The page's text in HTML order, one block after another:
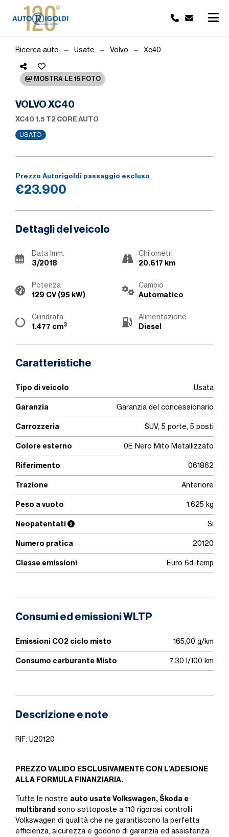
Ricerca auto Usate Volvo Xc40
MOSTRA LE 15 FOTO
VOLVO XC40
XC40 1.5 T2 CORE AUTO
USATO
Prezzo Autorigoldi passaggio escluso
€23.900
Dettagli del veicolo
Data Imm.
3/2018
Chilometri
20.617 km
Potenza
129 CV (95 kW)
Cambio
Automatico
Cilindrata
1.477 cm3
Alimentazione
Diesel
Caratteristiche
Tipo di veicolo Usata
Garanzia Garanzia del concessionario
Carrozzeria SUV, 5 porte, 5 posti
Colore esterno 0E Nero Mito Metallizzato
Riferimento 061862
Trazione Anteriore
Peso a vuoto 1.625 kg
Neopatentati Si
Numero pratica 20120
Classe emissioni Euro 6d-temp
Consumi ed emissioni WLTP
Emissioni CO2 ciclo misto 165,00 g/km
Consumo carburante Misto 7,30 l/100 km
Descrizione e note
RIF: U20120
PREZZO VALIDO ESCLUSIVAMENTE CON L’ADESIONE
ALLA FORMULA FINANZIARIA.
Tutte le nostre auto usate Volkswagen, Škoda e
multibrand sono sottoposte a 110 rigorosi controlli
Volkswagen di qualità che ne garantiscono la perfetta
efficienza, sicurezza e godono di garanzia ed assistenza